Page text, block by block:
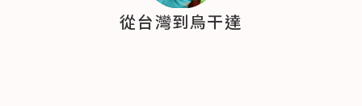
從台灣到烏干達